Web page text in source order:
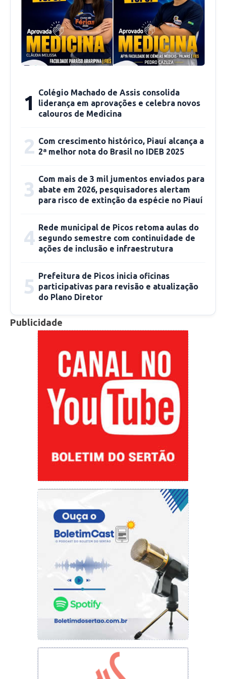
possível durante quatro anos, tempo de
duração do curso.
Maria Valdélia. Foto: arquivo da entrevistada
“Ao ingressar no curso mudei meu conceito
sobre o que é a Contabilidade, ou seja, pude
perceber que ela não é somente números é
uma ciência social. Ao longo da graduação,
aprendi desde as noções básicas das Ciências
Contábeis à avançada para tomada de decisões
gerenciais, além de disciplinas afins que
complementam o ensino do curso e atividades
práticas de um escritório contábil”, diz a
contadora.
A estudante do 3° período do curso de Ciências
Contábeis da Faculdade R.Sá, Maria da Cruz
Nascimento, diz que é apaixonada pelo curso e
busca aproveitar ainda mais cada período que
está por vir e espera fazer uma especialização
pois área abrange diversos campos.
1
Colégio Machado de Assis consolida
liderança em aprovações e celebra novos
calouros de Medicina
2 Com crescimento histórico, Piauí alcança a
2ª melhor nota do Brasil no IDEB 2025
3 Com mais de 3 mil jumentos enviados para
abate em 2026, pesquisadores alertam
para risco de extinção da espécie no Piauí
4 Rede municipal de Picos retoma aulas do
segundo semestre com continuidade de
ações de inclusão e infraestrutura
5 Prefeitura de Picos inicia oficinas
participativas para revisão e atualização
do Plano Diretor
Publicidade